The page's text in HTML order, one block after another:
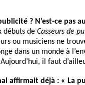
? N’est-ce pas
débuts de Casseurs de
ou musiciens ne
dans un monde à
il faut
affirmait déjà : « La